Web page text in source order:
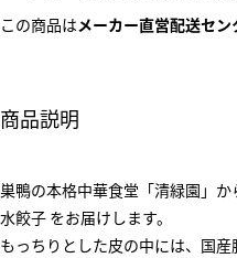
この商品はメーカー直営配送セン
商品説明
巣鴨の本格中華食堂「清緑園」
水餃子 をお届けします。
もっちりとした皮の中には、国産